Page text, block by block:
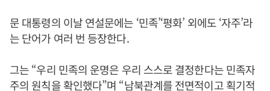
문 대통령의 이날 연설문에는 ‘민족’‘평화’ 외에도 ‘자주’라
는 단어가 여러 번 등장한다.
그는 “우리 민족의 운명은 우리 스스로 결정한다는 민족자
주의 원칙을 확인했다”며 “남북관계를 전면적이고 획기적